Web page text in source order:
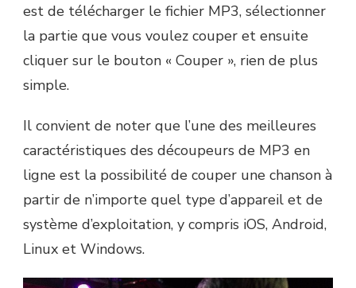
est de télécharger le fichier MP3, sélectionner
la partie que vous voulez couper et ensuite
cliquer sur le bouton « Couper », rien de plus
simple.
Il convient de noter que l’une des meilleures
caractéristiques des découpeurs de MP3 en
ligne est la possibilité de couper une chanson à
partir de n’importe quel type d’appareil et de
système d’exploitation, y compris iOS, Android,
Linux et Windows.